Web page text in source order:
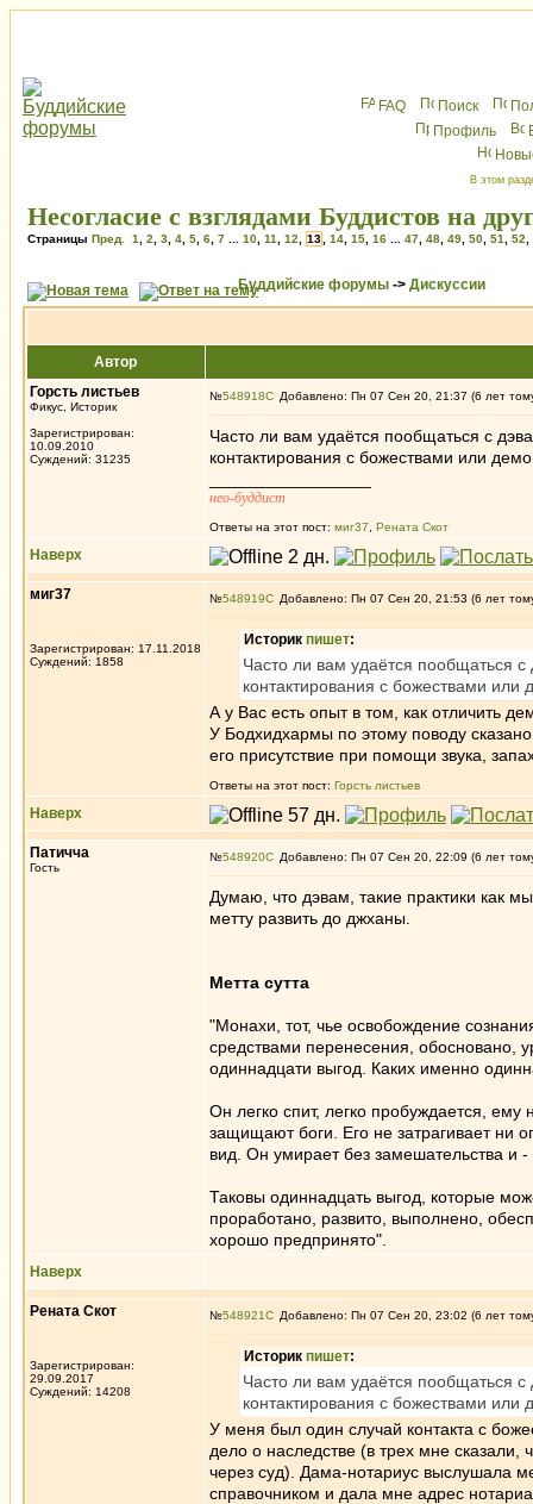
FAQ Поиск
Профиль
В этом
Несогласие с взглядами Буддистов на
Страницы Пред. 1 2 3 4 5 6 7 10 11 12 13 14 15 16 47 48 49 50 51 52
Буддийские форумы -> Дискуссии
Автор
Горсть листьев
Фикус, Историк
Зарегистрирован:
10.09.2010
Суждений: 31235
№548918 Добавлено: Пн 07 Сен 20, 21:37 (6 лет
Часто ли вам удаётся пообщаться с
контактирования с божествами или
нео-буддист
Ответы на этот пост: миг37 Рената Скот
Наверх
миг37
Зарегистрирован: 17.11.2018
Суждений: 1858
№548919 Добавлено: Пн 07 Сен 20, 21:53 (6 лет
Историк пишет:
Часто ли вам удаётся пообщаться
контактирования с божествами или
А у Вас есть опыт в том, как отличить
У Бодхидхармы по этому поводу
его присутствие при помощи звука,
Ответы на этот пост: Горсть листьев
Наверх
Патичча
Гость
№548920 Добавлено: Пн 07 Сен 20, 22:09 (6 лет
Думаю, что дэвам, такие практики как
метту развить до джханы.
Метта сутта
"Монахи, тот, чье освобождение
средствами перенесения, обосновано,
одиннадцати выгод. Каких именно
Он легко спит, легко пробуждается,
защищают боги. Его не затрагивает ни
вид. Он умирает без замешательства
Таковы одиннадцать выгод, которые
проработано, развито, выполнено,
хорошо предпринято".
Наверх
Рената Скот
Зарегистрирован:
29.09.2017
Суждений: 14208
№548921 Добавлено: Пн 07 Сен 20, 23:02 (6 лет
Историк пишет:
Часто ли вам удаётся пообщаться
контактирования с божествами или
У меня был один случай контакта с
дело о наследстве (в трех мне сказали,
через суд). Дама-нотариус выслушала
справочником и дала мне адрес